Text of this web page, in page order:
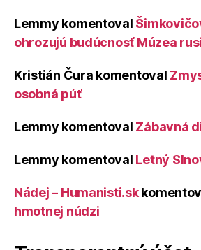
Lemmy komentoval
ohrozujú budúcnosť Múzea
Kristián Čura komentoval
osobná púť
Lemmy komentoval Zábavná
Lemmy komentoval Letný
Nádej – Humanisti.sk
hmotnej núdzi